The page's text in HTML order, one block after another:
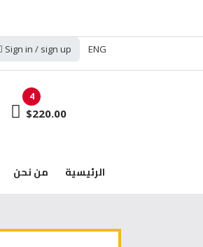
Sign in / sign up ENG
4
$220.00
الرئيسية من نحن